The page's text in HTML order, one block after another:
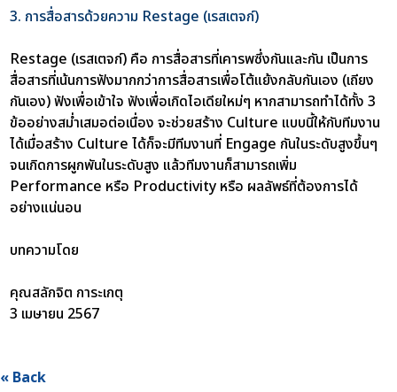
3. การสื่อสารด้วยความ Restage (เรสเตจก์)
Restage (เรสเตจก์) คือ การสื่อสารที่เคารพซึ่งกันและกัน เป็นการ
สื่อสารที่เน้นการฟังมากกว่าการสื่อสารเพื่อโต้แย้งกลับกันเอง (เถียง
กันเอง) ฟังเพื่อเข้าใจ ฟังเพื่อเกิดไอเดียใหม่ๆ หากสามารถทำได้ทั้ง 3
ข้ออย่างสม่ำเสมอต่อเนื่อง จะช่วยสร้าง Culture แบบนี้ให้กับทีมงาน
ได้เมื่อสร้าง Culture ได้ก็จะมีทีมงานที่ Engage กันในระดับสูงขึ้นๆ
จนเกิดการผูกพันในระดับสูง แล้วทีมงานก็สามารถเพิ่ม
Performance หรือ Productivity หรือ ผลลัพธ์ที่ต้องการได้
อย่างแน่นอน
บทความโดย
คุณสลักจิต การะเกตุ
3 เมษายน 2567
« Back